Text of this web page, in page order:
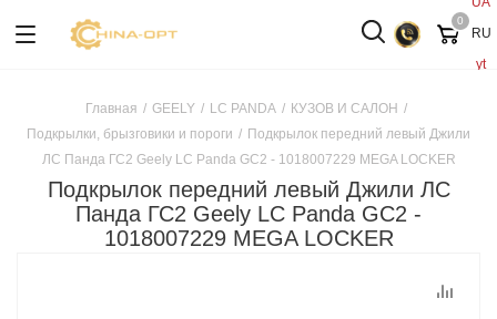
RU
yt
0
Главная / GEELY / LC PANDA / КУЗОВ И САЛОН /
Подкрылки, брызговики и пороги / Подкрылок передний левый Джили
ЛС Панда ГС2 Geely LC Panda GC2 - 1018007229 MEGA LOCKER
Подкрылок передний левый Джили ЛС
Панда ГС2 Geely LC Panda GC2 -
1018007229 MEGA LOCKER